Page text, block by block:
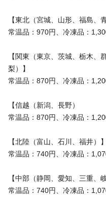
【東北（宮城、山形、福島、
常温品：970円、冷凍品：
【関東（東京、茨城、栃木、
梨）】
常温品：870円、冷凍品：
【信越（新潟、長野）
常温品：870円、冷凍品：
【北陸（富山、石川、福井）】
常温品：740円、冷凍品：
【中部（静岡、愛知、三重、
常温品：740円、冷凍品：